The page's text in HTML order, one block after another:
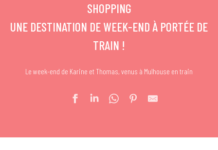
SHOPPING
UNE DESTINATION DE WEEK-END À PORTÉE DE
TRAIN !
Le week-end de Karine et Thomas, venus à Mulhouse en train